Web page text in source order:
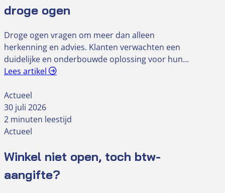
droge ogen
Droge ogen vragen om meer dan alleen
herkenning en advies. Klanten verwachten een
duidelijke en onderbouwde oplossing voor hun…
Lees artikel
Actueel
30 juli 2026
2 minuten leestijd
Actueel
Winkel niet open, toch btw-
aangifte?